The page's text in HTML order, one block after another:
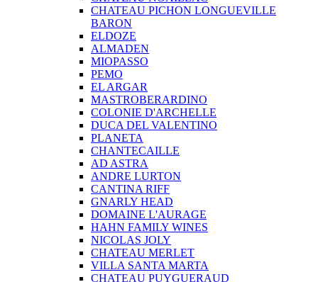
CHATEAU PICHON LONGUEVILLE
BARON
ELDOZE
ALMADEN
MIOPASSO
PEMO
EL ARGAR
MASTROBERARDINO
COLONIE D'ARCHELLE
DUCA DEL VALENTINO
PLANETA
CHANTECAILLE
AD ASTRA
ANDRE LURTON
CANTINA RIFF
GNARLY HEAD
DOMAINE L'AURAGE
HAHN FAMILY WINES
NICOLAS JOLY
CHATEAU MERLET
VILLA SANTA MARTA
CHATEAU PUYGUERAUD